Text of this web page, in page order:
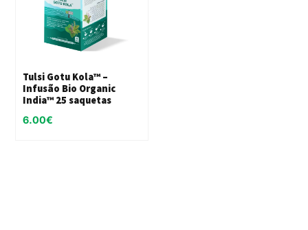
Tulsi Gotu Kola™ –
Infusão Bio Organic
India™ 25 saquetas
6.00€